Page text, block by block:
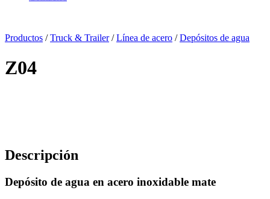
Productos /Truck & Trailer/Línea de acero /Depósitos de agua
Z04
Descripción
Depósito de agua en acero inoxidable mate